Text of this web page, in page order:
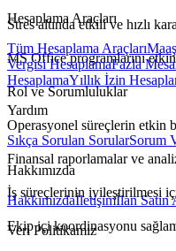
Stres altında etkili ve hızlı
MS Office programlarını
Rol ve Sorumluluklar
Operasyonel süreçlerin etkin
Finansal raporlamalar ve
İş süreçlerinin iyileştirilmesi
Ekip içi koordinasyonu
Hesaplama Araçları
Tüm Hesaplama Araçları
Vergisi HesaplamaFazla
HesaplamaYıllık İzin
Yardım
Sıkça Sorulan SorularSorum
Hakkımızda
Hakkımızdaİletişimİlan Satın
Veri Politikamız